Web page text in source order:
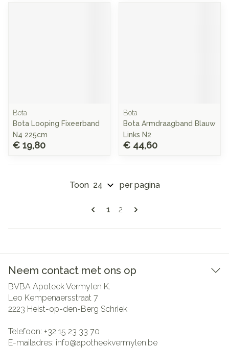
Bota
Bota Looping Fixeerband
N4 225cm
€ 19,80
Bota
Bota Armdraagband Blauw
Links N2
€ 44,60
Pagina's
U lees momenteel pagina
1 Pagina
2
Toon per pagina
Neem contact met ons op
BVBA Apoteek Vermylen K.
Leo Kempenaersstraat 7
2223 Heist-op-den-Berg Schriek
Telefoon: +32 15 23 33 70
E-mailadres: info@apotheekvermylen.be